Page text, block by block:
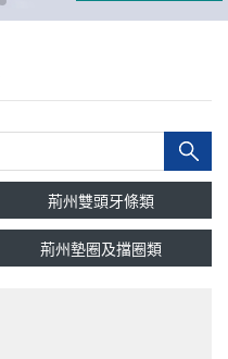
荊州雙頭牙條類
荊州墊圈及擋圈類